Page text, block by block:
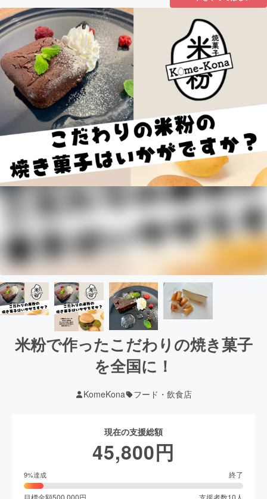
米粉で作ったこだわりの焼き菓子
を全国に！
KomeKona フード・飲食店
現在の支援総額
45,800円
9%達成 終了